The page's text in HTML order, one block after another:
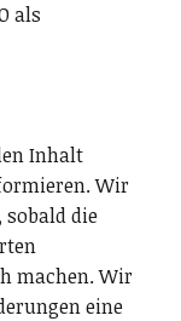
als
Inhalt
Wir
die
machen. Wir
eine